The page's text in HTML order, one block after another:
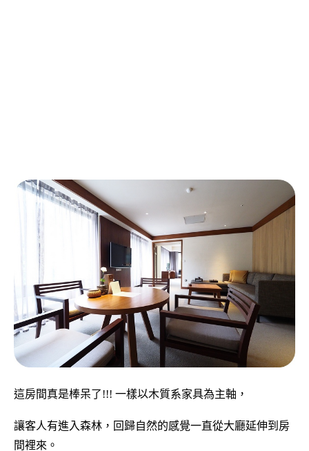
這房間真是棒呆了!!! 一樣以木質系家具為主軸，
讓客人有進入森林，回歸自然的感覺一直從大廳延伸到房
間裡來。